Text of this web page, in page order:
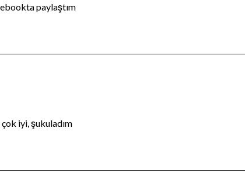
paylaştım
çok iyi, şukuladım